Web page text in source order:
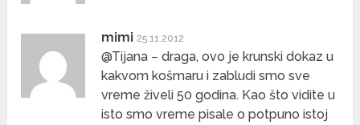
mimi 25.11.2012
@Tijana – draga, ovo je krunski dokaz u
kakvom košmaru i zabludi smo sve
vreme živeli 50 godina. Kao što vidite u
isto smo vreme pisale o potpuno istoj